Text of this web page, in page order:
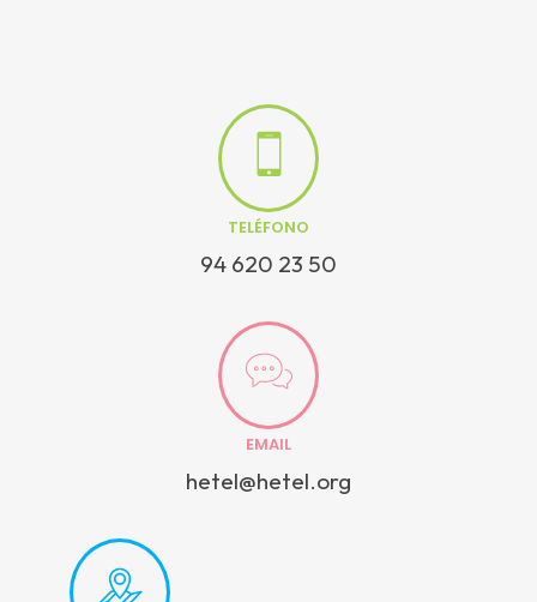
TELÉFONO
94 620 23 50
EMAIL
hetel@hetel.org